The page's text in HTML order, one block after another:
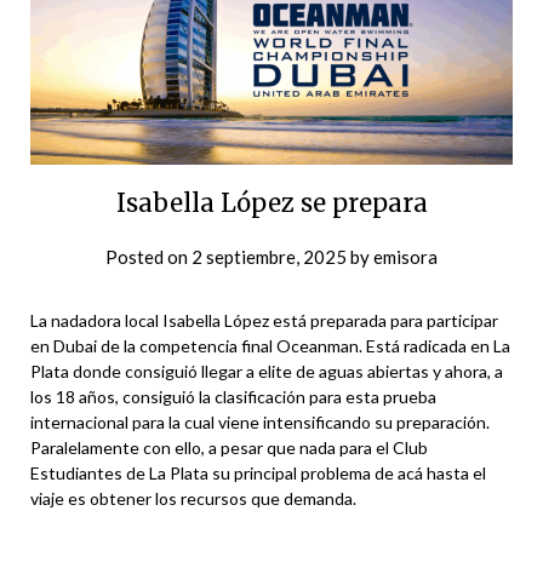
Isabella López se prepara
Posted on 2 septiembre, 2025 byemisora
La nadadora local Isabella López está preparada para participar
en Dubai de la competencia final Oceanman. Está radicada en La
Plata donde consiguió llegar a elite de aguas abiertas y ahora, a
los 18 años, consiguió la clasificación para esta prueba
internacional para la cual viene intensificando su preparación.
Paralelamente con ello, a pesar que nada para el Club
Estudiantes de La Plata su principal problema de acá hasta el
viaje es obtener los recursos que demanda.